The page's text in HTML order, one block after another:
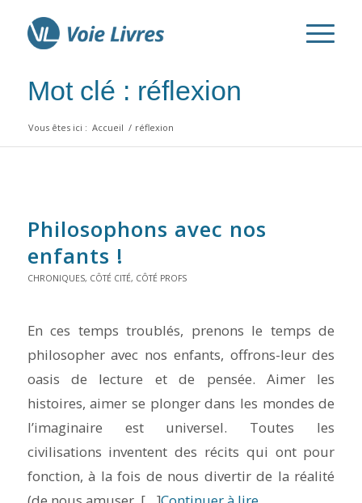
Mot clé : réflexion
Vous êtes ici : Accueil / réflexion
Philosophons avec nos
enfants !
CHRONIQUES, CÔTÉ CITÉ, CÔTÉ PROFS
En ces temps troublés, prenons le temps de
philosopher avec nos enfants, offrons-leur des
oasis de lecture et de pensée. Aimer les
histoires, aimer se plonger dans les mondes de
l’imaginaire est universel. Toutes les
civilisations inventent des récits qui ont pour
fonction, à la fois de nous divertir de la réalité